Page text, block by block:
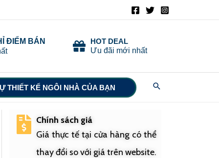
ĐIỂM BÁN
HOT DEAL
Ưu đãi mới nhất
THIẾT KẾ NGÔI NHÀ CỦA BẠN Search
Chính sách giá
Giá thực tế tại cửa hàng có thể
thay đổi so với giá trên website.